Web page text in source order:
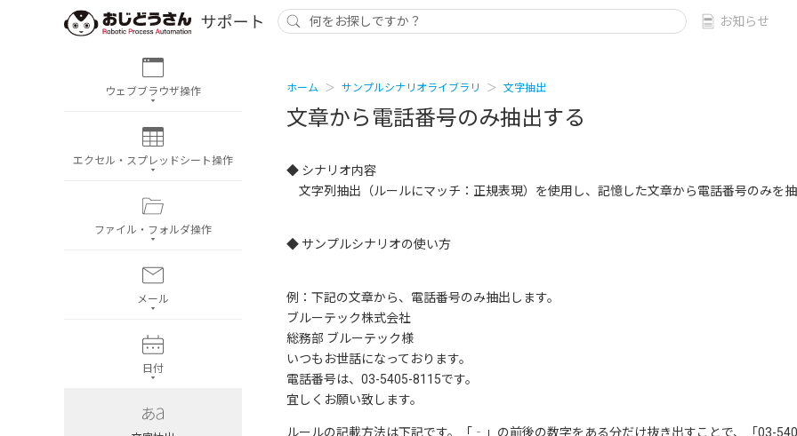
お知らせ
ウェブブラウザ操作
エクセル・スプレッドシート操作
ファイル・フォルダ操作
メール
日付
ホーム サンプルシナリオライブラリ 文字抽出
文章から電話番号のみ抽出する
◆ シナリオ内容
文字列抽出（ルールにマッチ：正規表現）を使用し、記憶した文章から電話番号のみを
◆ サンプルシナリオの使い方
例：下記の文章から、電話番号のみ抽出します。
ブルーテック株式会社
総務部 ブルーテック様
いつもお世話になっております。
電話番号は、03-5405-8115です。
宜しくお願い致します。
ルールの記載方法は下記です。「‐」の前後の数字をある分だけ抜き出すことで、「03-